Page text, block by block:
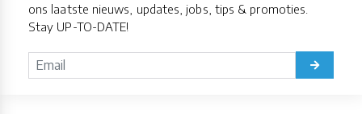
ons laatste nieuws, updates, jobs, tips & promoties.
Stay UP-TO-DATE!